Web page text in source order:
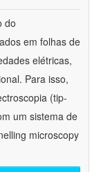
do
em folhas de
elétricas,
Para isso,
(tip-
um sistema de
microscopy